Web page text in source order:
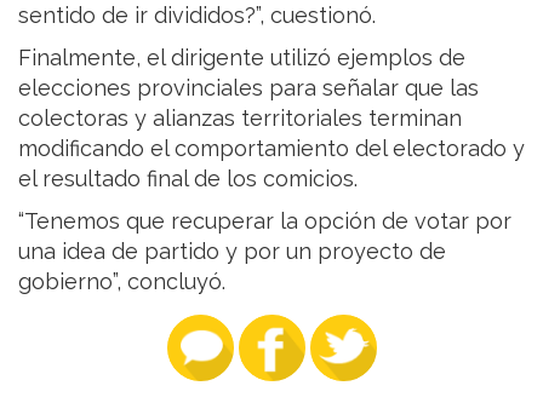
sentido de ir divididos?”, cuestionó.
Finalmente, el dirigente utilizó ejemplos de
elecciones provinciales para señalar que las
colectoras y alianzas territoriales terminan
modificando el comportamiento del electorado y
el resultado final de los comicios.
“Tenemos que recuperar la opción de votar por
una idea de partido y por un proyecto de
gobierno”, concluyó.